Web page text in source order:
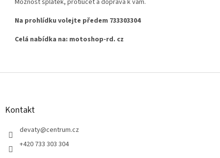
Na prohlídku volejte předem 733303304
Celá nabídka na: motoshop-rd. cz
Z
Kontakt
devaty@centrum.cz
+420 733 303 304